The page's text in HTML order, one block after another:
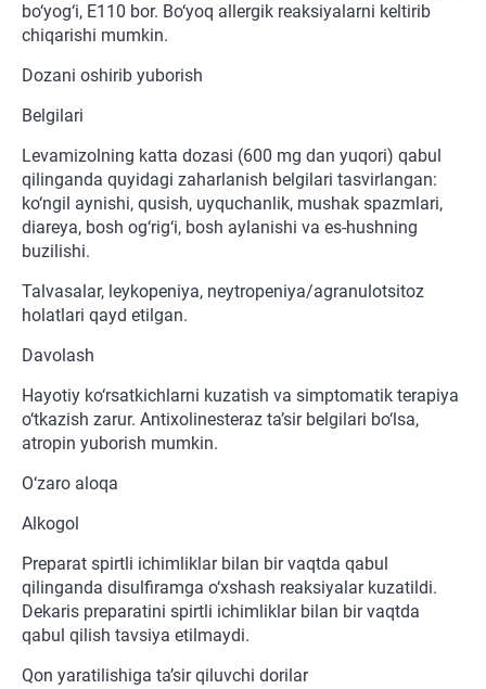
bo‘yog‘i, E110 bor. Bo‘yoq allergik reaksiyalarni keltirib
chiqarishi mumkin.
Dozani oshirib yuborish
Belgilari
Levamizolning katta dozasi (600 mg dan yuqori) qabul
qilinganda quyidagi zaharlanish belgilari tasvirlangan:
ko‘ngil aynishi, qusish, uyquchanlik, mushak spazmlari,
diareya, bosh og‘rig‘i, bosh aylanishi va es-hushning
buzilishi.
Talvasalar, leykopeniya, neytropeniya/agranulotsitoz
holatlari qayd etilgan.
Davolash
Hayotiy ko‘rsatkichlarni kuzatish va simptomatik terapiya
o‘tkazish zarur. Antixolinesteraz ta’sir belgilari bo‘lsa,
atropin yuborish mumkin.
O‘zaro aloqa
Alkogol
Preparat spirtli ichimliklar bilan bir vaqtda qabul
qilinganda disulfiramga o‘xshash reaksiyalar kuzatildi.
Dekaris preparatini spirtli ichimliklar bilan bir vaqtda
qabul qilish tavsiya etilmaydi.
Qon yaratilishiga ta’sir qiluvchi dorilar